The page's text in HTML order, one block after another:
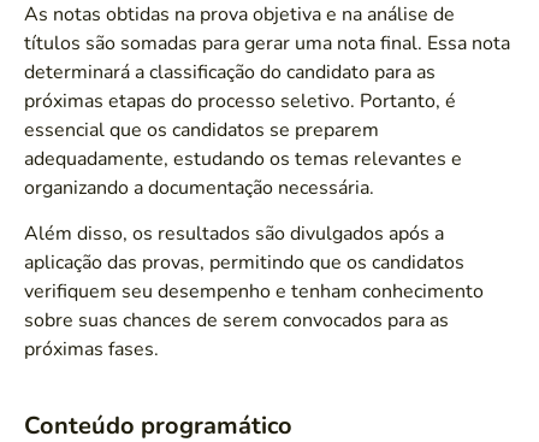
As notas obtidas na prova objetiva e na análise de
títulos são somadas para gerar uma nota final. Essa nota
determinará a classificação do candidato para as
próximas etapas do processo seletivo. Portanto, é
essencial que os candidatos se preparem
adequadamente, estudando os temas relevantes e
organizando a documentação necessária.
Além disso, os resultados são divulgados após a
aplicação das provas, permitindo que os candidatos
verifiquem seu desempenho e tenham conhecimento
sobre suas chances de serem convocados para as
próximas fases.
Conteúdo programático